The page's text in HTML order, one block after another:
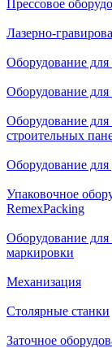
Прессовое
Лазерно-
Оборудование
Оборудование
Оборудование для
строительных
Оборудование
Упаковочное
RemexPacking
Оборудование для
маркировки
Механизация
Столярные станки
Заточное